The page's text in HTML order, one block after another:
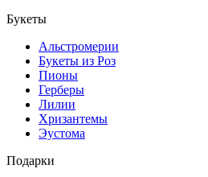
Букеты
Альстромерии
Букеты из Роз
Пионы
Герберы
Лилии
Хризантемы
Эустома
Подарки